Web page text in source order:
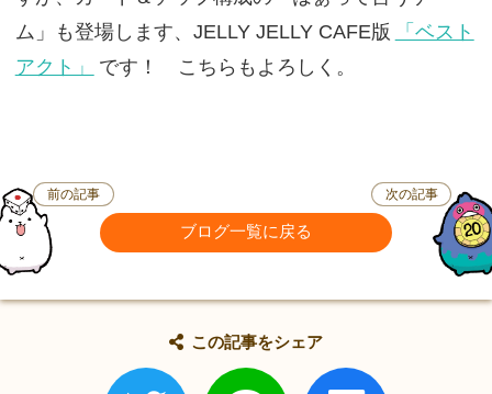
ム」も登場します、JELLY JELLY CAFE版
「ベスト
アクト」
です！ こちらもよろしく。
前の記事
ブログ一覧に戻る
次の記事
この記事をシェア